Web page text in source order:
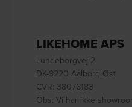
LIKEHOME APS
Lundeborgvej 2
DK-9220 Aalborg Øst
CVR: 38076183
Obs: Vi har ikke